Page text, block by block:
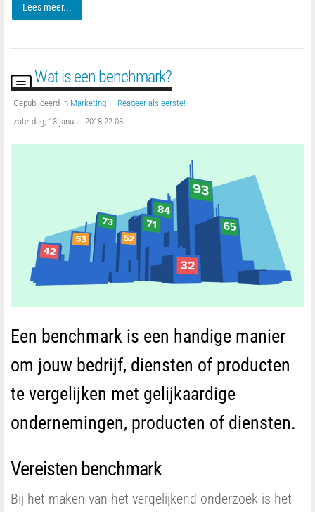
Lees meer...
Wat is een benchmark?
Gepubliceerd in Marketing
Reageer als eerste!
zaterdag, 13 januari 2018 22:03
Een benchmark is een handige manier
om jouw bedrijf, diensten of producten
te vergelijken met gelijkaardige
ondernemingen, producten of diensten.
Vereisten benchmark
Bij het maken van het vergelijkend onderzoek is het